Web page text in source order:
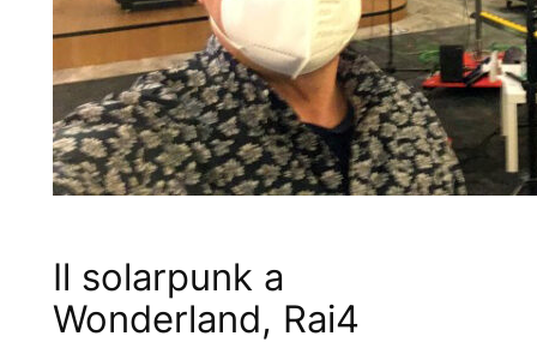
Il solarpunk a
Wonderland, Rai4